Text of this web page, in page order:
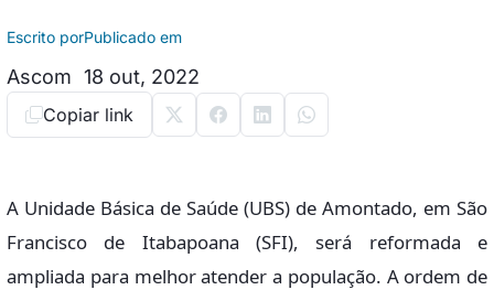
Escrito por
Ascom
Publicado em
18 out, 2022
Copiar link
A Unidade Básica de Saúde (UBS) de Amontado, em São
Francisco de Itabapoana (SFI), será reformada e
ampliada para melhor atender a população. A ordem de